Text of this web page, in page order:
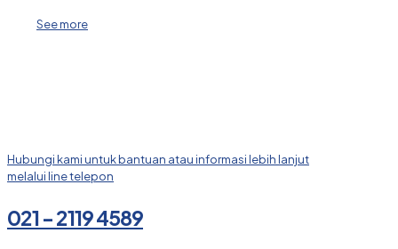
See more
Hubungi kami untuk bantuan atau informasi lebih lanjut
melalui line telepon
021 - 2119 4589